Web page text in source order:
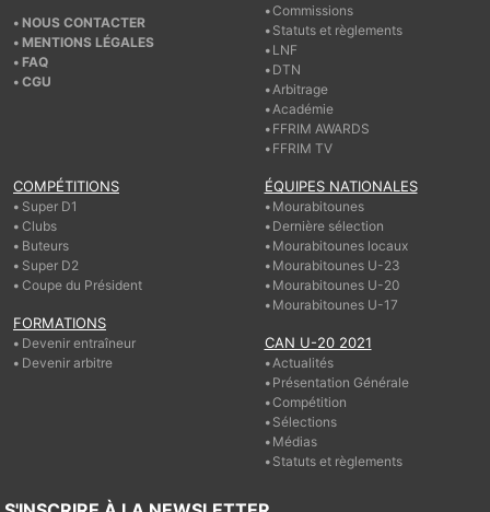
NOUS CONTACTER
MENTIONS LÉGALES
FAQ
CGU
Commissions
Statuts et règlements
LNF
DTN
Arbitrage
Académie
FFRIM AWARDS
FFRIM TV
COMPÉTITIONS
Super D1
Clubs
Buteurs
Super D2
Coupe du Président
FORMATIONS
Devenir entraîneur
Devenir arbitre
ÉQUIPES NATIONALES
Mourabitounes
Dernière sélection
Mourabitounes locaux
Mourabitounes U-23
Mourabitounes U-20
Mourabitounes U-17
CAN U-20 2021
Actualités
Présentation Générale
Compétition
Sélections
Médias
Statuts et règlements